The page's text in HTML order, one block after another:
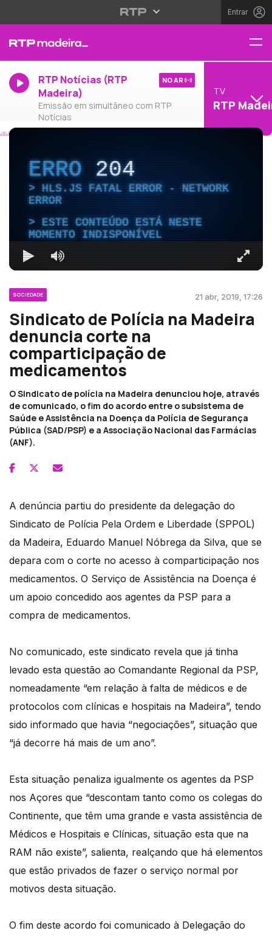
Entrar
RTP Notícias (RTP
Madeira)
Emissão em simultâneo com RTP
Notícias
NO AR
TV
RTP
ERRO204
HLS.JS FATAL ERROR - NETWORK
ERROR
ESTE CONTEÚDO ESTÁ NESTE
MOMENTO INDISPONÍVEL
SOCIEDADE 21 abr, 2019, 17:26
Sindicato de Polícia na Madeira
denuncia corte na
comparticipação de
medicamentos
O Sindicato de polícia na Madeira denunciou hoje, através
de comunicado, o fim do acordo entre o subsistema de
Saúde e Assistência na Doença da Polícia de Segurança
Pública (SAD/PSP) e a Associação Nacional das Farmácias
(ANF).
A denúncia partiu do presidente da delegação do
Sindicato de Polícia Pela Ordem e Liberdade (SPPOL)
da Madeira, Eduardo Manuel Nóbrega da Silva, que se
depara com o corte no acesso à comparticipação nos
medicamentos. O Serviço de Assistência na Doença é
um apoio concedido aos agentes da PSP para a
compra de medicamentos.
No comunicado, este sindicato revela que já tinha
levado esta questão ao Comandante Regional da PSP,
nomeadamente “em relação à falta de médicos e de
protocolos com clínicas e hospitais na Madeira”, tendo
sido informado que havia “negociações”, situação que
“já decorre há mais de um ano”.
Esta situação penaliza igualmente os agentes da PSP
nos Açores que “descontam tanto como os colegas do
Continente, que têm uma grande e vasta assistência de
Médicos e Hospitais e Clínicas, situação esta que na
RAM não existe”, salienta, realçando que há elementos
que estão privados de fazer o serviço normal por
motivos desta situação.
O fim deste acordo foi comunicado à Delegação do